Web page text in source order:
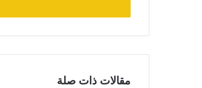
مقالات ذات صلة